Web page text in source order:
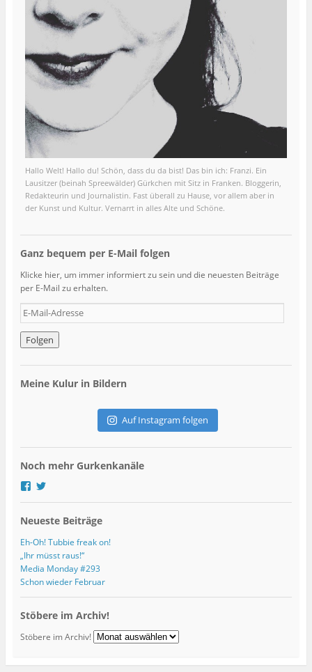
Hallo Welt! Hallo du! Schön, dass du da bist! Das bin ich: Franzi. Ein
Lausitzer (beinah Spreewälder) Gürkchen mit Sitz in Franken. Bloggerin,
Redakteurin und Journalistin. Fast überall zu Hause, vor allem aber in
der Kunst und Kultur. Vernarrt in alles Alte und Schöne.
Ganz bequem per E-Mail folgen
Klicke hier, um immer informiert zu sein und die neuesten Beiträge
per E-Mail zu erhalten.
E
-
M
a
i
-
s
e
Meine Kulur in Bildern
Auf Instagram folgen
Noch mehr Gurkenkanäle
P
f
l
v
o
n
g
u
k
k
l
f
l
v
o
n
G
u
k
K
l
Neueste Beiträge
Eh-Oh! Tubbie freak on!
„Ihr müsst raus!“
Media Monday #293
Schon wieder Februar
Stöbere im Archiv!
Stöbere im Archiv!